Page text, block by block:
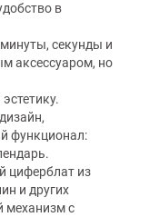
в
секунды и
аксессуаром, но
функционал:
циферблат из
и других
механизм с